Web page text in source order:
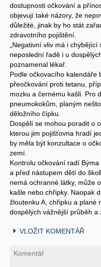
dostupnosti očkování a
objevují také názory, že
důležité, jinak by ho stát
zdravotního pojištění.
„Negativní vliv má i
neposlední řadě i u
poznamenal lékař.
Podle očkovacího kalendáře
přeočkování proti tetanu,
mozku a černému kašli. Pro
pneumokokům, planým
děložního čípku.
Dospělí se mohou poradit o
kterou jim pojišťovna hradí
by měla být konzultace o
zemí.
Kontrolu očkování radí
a před nástupem dětí do
nemá ochranné látky, může
kašle nebo chřipky. Naopak
žloutenku A, chřipku a plané
dospělých vážnější průběh a
VLOŽIT KOMENTÁŘ